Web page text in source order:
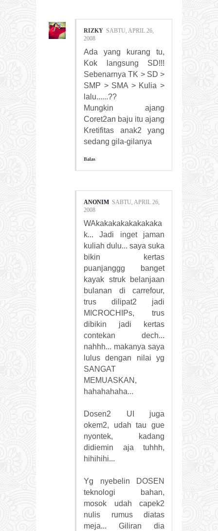
RIZKY SABTU, APRIL 26,
2008
Ada yang kurang tu,
Kok langsung SD!!!
Sebenarnya TK > SD >
SMP > SMA > Kulia >
lalu......??
Mungkin ajang
Coret2an baju itu ajang
Kretifitas anak2 yang
sedang gila-gilanya
Balas
ANONIM SABTU, APRIL 26,
2008
WAkakakakakakakaka
k... Jadi inget jaman
kuliah dulu... saya suka
bikin kertas
puanjanggg banget
kayak struk belanjaan
bulanan di carrefour,
trus dilipat2 jadi
MICROCHIPs, trus
dibikin jadi kertas
contekan dech...
nahhh... makanya saya
lulus dengan nilai yg
SANGAT
MEMUASKAN,
hahahahaha...
Dosen2 UI juga
okem2, udah tau gue
nyontek, kadang
didiemin aja tuhhh,
hihihihi...
Yg nyebelin DOSEN
teknologi bahan,
mosok udah capek2
nulis rumus diatas
meja... Giliran dia